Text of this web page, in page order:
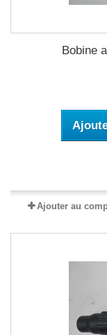
Bobine
Ajouter au